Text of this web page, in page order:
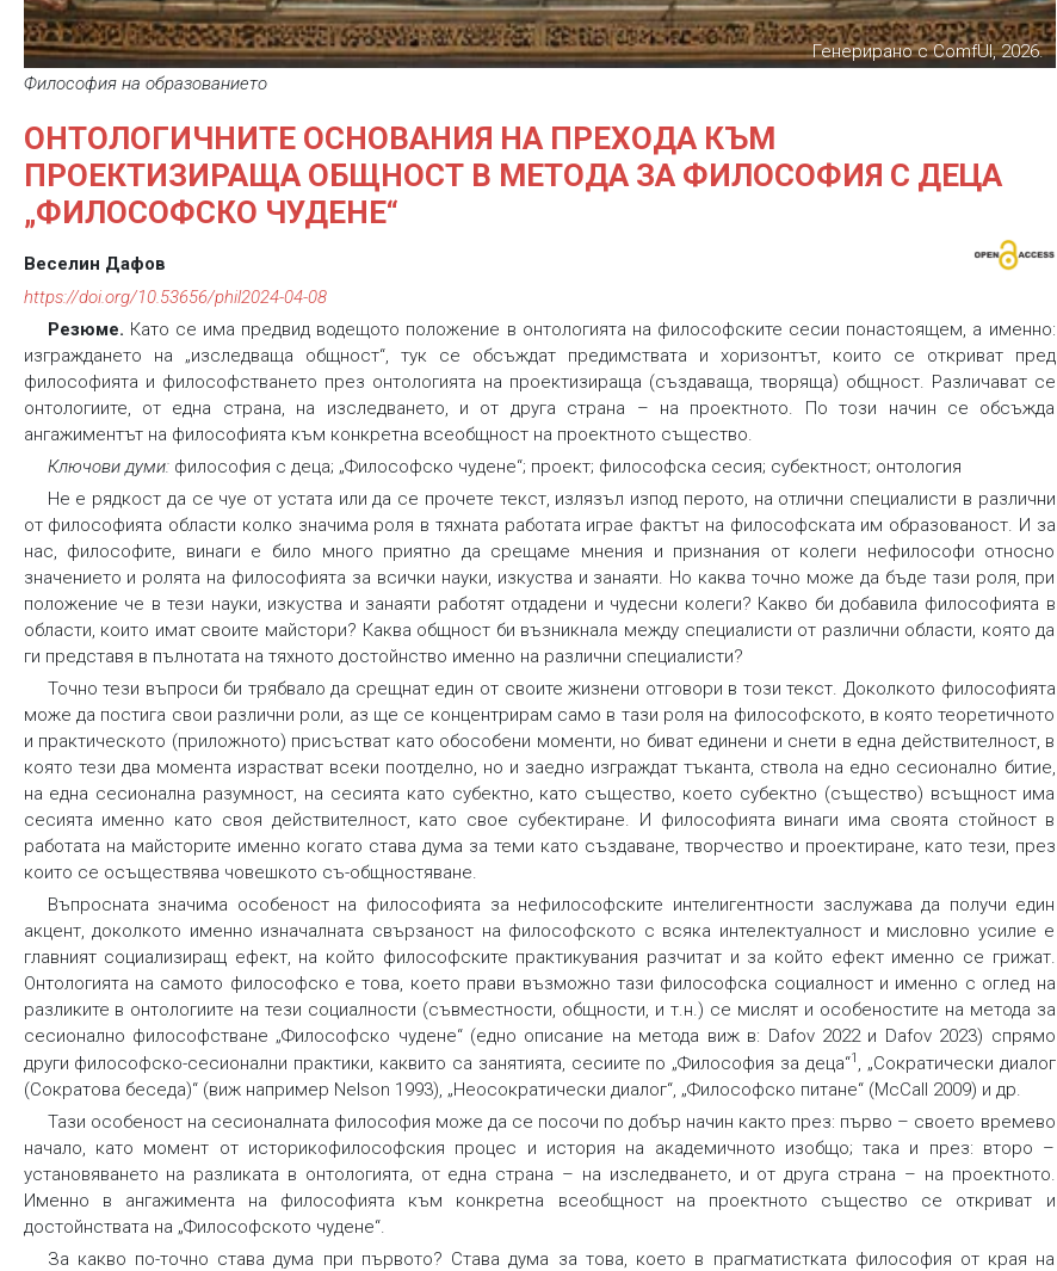
Генерирано с ComfUI, 2026.
Философия на образованието
ОНТОЛОГИЧНИТЕ ОСНОВАНИЯ НА ПРЕХОДА КЪМ
ПРОЕКТИЗИРАЩА ОБЩНОСТ В МЕТОДА ЗА ФИЛОСОФИЯ С ДЕЦА
„ФИЛОСОФСКО ЧУДЕНЕ“
Веселин Дафов
https://doi.org/10.53656/phil2024-04-08
Резюме. Като се има предвид водещото положение в онтологията на философските сесии понастоящем, а именно:
изграждането на „изследваща общност“, тук се обсъждат предимствата и хоризонтът, които се откриват пред
философията и философстването през онтологията на проектизираща (създаваща, творяща) общност. Различават се
онтологиите, от една страна, на изследването, и от друга страна – на проектното. По този начин се обсъжда
ангажиментът на философията към конкретна всеобщност на проектното същество.
Ключови думи: философия с деца; „Философско чудене“; проект; философска сесия; субектност; онтология
Не е рядкост да се чуе от устата или да се прочете текст, излязъл изпод перото, на отлични специалисти в различни
от философията области колко значима роля в тяхната работата играе фактът на философската им образованост. И за
нас, философите, винаги е било много приятно да срещаме мнения и признания от колеги нефилософи относно
значението и ролята на философията за всички науки, изкуства и занаяти. Но каква точно може да бъде тази роля, при
положение че в тези науки, изкуства и занаяти работят отдадени и чудесни колеги? Какво би добавила философията в
области, които имат своите майстори? Каквa общност би възникнала между специалисти от различни области, която да
ги представя в пълнотата на тяхното достойнство именно на различни специалисти?
Точно тези въпроси би трябвало да срещнат един от своите жизнени отговори в този текст. Доколкото философията
може да постига свои различни роли, аз ще се концентрирам само в тази роля на философското, в която теоретичното
и практическото (приложното) присъстват като обособени моменти, но биват единени и снети в една действителност, в
която тези два момента израстват всеки поотделно, но и заедно изграждат тъканта, ствола на едно сесионално битие,
на една сесионална разумност, на сесията като субектно, като същество, което субектно (същество) всъщност има
сесията именно като своя действителност, като свое субектиране. И философията винаги има своята стойност в
работата на майсторите именно когато става дума за теми като създаване, творчество и проектиране, като тези, през
които се осъществява човешкото съ-общностяване.
Въпросната значима особеност на философията за нефилософските интелигентности заслужава да получи един
акцент, доколкото именно изначалната свързаност на философското с всяка интелектуалност и мисловно усилие е
главният социализиращ ефект, на който философските практикувания разчитат и за който ефект именно се грижат.
Онтологията на самото философско е това, което прави възможно тази философска социалност и именно с оглед на
разликите в онтологиите на тези социалности (съвместности, общности, и т.н.) се мислят и особеностите на метода за
сесионално философстване „Философско чудене“ (едно описание на метода виж в: Dafov 2022 и Dafov 2023) спрямо
други философско-сесионални практики, каквито са занятията, сесиите по „Философия за деца“1 , „Сократически диалог
(Сократова беседа)“ (виж например Nelson 1993), „Неосократически диалог“, „Философско питане“ (McCall 2009) и др.
Тази особеност на сесионалната философия може да се посочи по добър начин както през: първо – своето времево
начало, като момент от историкофилософския процес и история на академичното изобщо; така и през: второ –
установяването на разликата в онтологията, от една страна – на изследването, и от друга страна – на проектното.
Именно в ангажимента на философията към конкретна всеобщност на проектното същество се откриват и
достойнствата на „Философското чудене“.
За какво по-точно става дума при първото? Става дума за това, което в прагматистката философия от края на